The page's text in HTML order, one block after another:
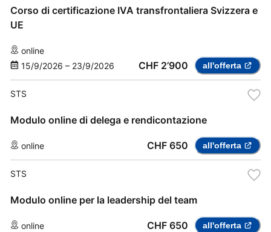
Corso di certificazione IVA transfrontaliera Svizzera e
UE
online
15/9/2026 – 23/9/2026 CHF 2’900 all'offerta
STS
Modulo online di delega e rendicontazione
online CHF 650 all'offerta
STS
Modulo online per la leadership del team
online CHF 650 all'offerta